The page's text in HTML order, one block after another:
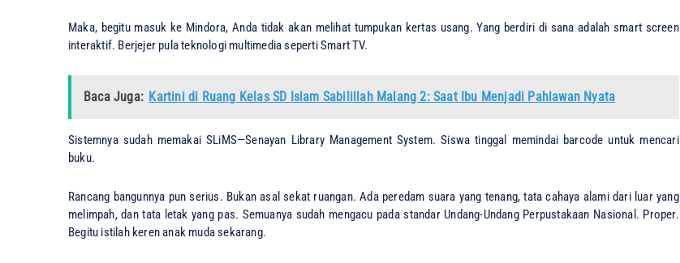
​Maka, begitu masuk ke Mindora, Anda tidak akan melihat tumpukan kertas usang. Yang berdiri di sana adalah smart screen
interaktif. Berjejer pula teknologi multimedia seperti Smart TV.
Baca Juga: Kartini di Ruang Kelas SD Islam Sabilillah Malang 2: Saat Ibu Menjadi Pahlawan Nyata
Sistemnya sudah memakai SLiMS—Senayan Library Management System. Siswa tinggal memindai barcode untuk mencari
buku.
​Rancang bangunnya pun serius. Bukan asal sekat ruangan. Ada peredam suara yang tenang, tata cahaya alami dari luar yang
melimpah, dan tata letak yang pas. Semuanya sudah mengacu pada standar Undang-Undang Perpustakaan Nasional. Proper.
Begitu istilah keren anak muda sekarang.